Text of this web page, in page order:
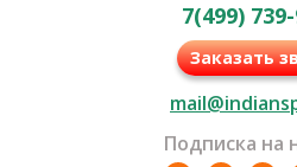
7(499)
Заказать
Подписка на